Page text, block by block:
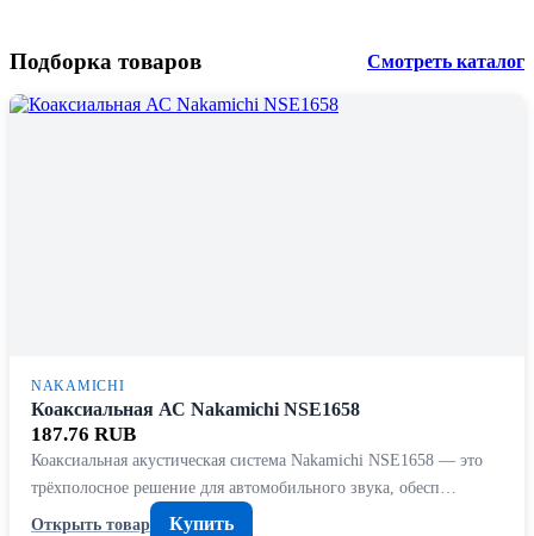
Подборка товаров Смотреть каталог
NAKAMICHI
Коаксиальная АС Nakamichi NSE1658
187.76 RUB
Коаксиальная акустическая система Nakamichi NSE1658 — это
трёхполосное решение для автомобильного звука, обесп…
Открыть товар
Купить